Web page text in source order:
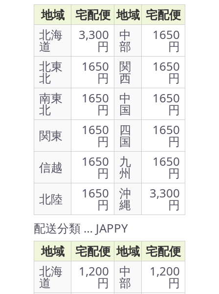
地域 宅配便 地域 宅配便
北海
道
3,300
円
中
部
1650
円
北東
北
1650
円
関
西
1650
円
南東
北
1650
円
中
国
1650
円
関東
1650
円
四
国
1650
円
信越
1650
円
九
州
1650
円
北陸
1650
円
沖
縄
3,300
円
配送分類 … JAPPY
地域
宅配便 地域 宅配便
北海
道
1,200
円
中
部
1,200
円